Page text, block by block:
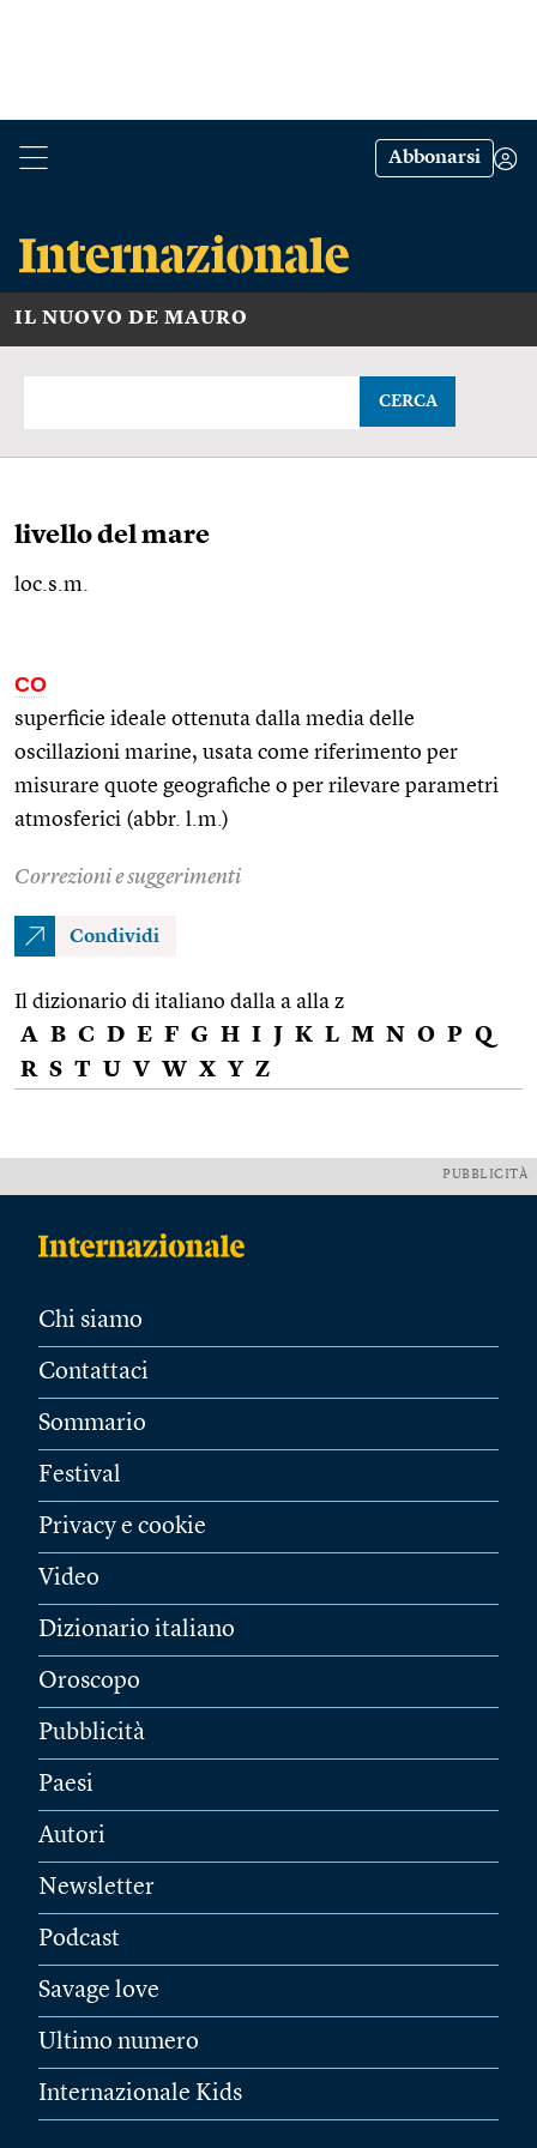
Abbonarsi
IL NUOVO DE MAURO
CERCA
livello del mare
loc.s.m.
CO
superficie ideale ottenuta dalla media delle
oscillazioni marine, usata come riferimento per
misurare quote geografiche o per rilevare parametri
atmosferici (abbr. l.m.)
Correzioni e suggerimenti
Condividi
Il dizionario di italiano dalla a alla z
A B C D E F G H I J K L M N O P Q
R S T U V W X Y Z
PUBBLICITÀ
Chi siamo
Contattaci
Sommario
Festival
Privacy e cookie
Video
Dizionario italiano
Oroscopo
Pubblicità
Paesi
Autori
Newsletter
Podcast
Savage love
Ultimo numero
Internazionale Kids